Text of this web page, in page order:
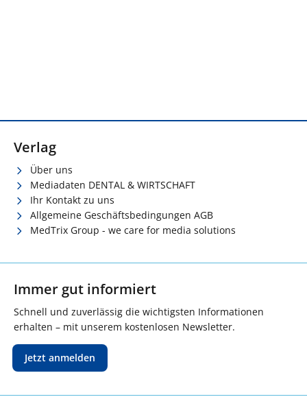
Verlag
Über uns
Mediadaten DENTAL & WIRTSCHAFT
Ihr Kontakt zu uns
Allgemeine Geschäftsbedingungen AGB
MedTrix Group - we care for media solutions
Immer gut informiert
Schnell und zuverlässig die wichtigsten Informationen
erhalten – mit unserem kostenlosen Newsletter.
Jetzt anmelden